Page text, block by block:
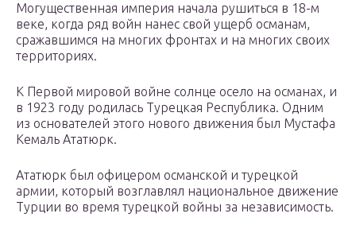
Могущественная империя начала рушиться в 18-м
веке, когда ряд войн нанес свой ущерб османам,
сражавшимся на многих фронтах и ​​на многих своих
территориях.
К Первой мировой войне солнце осело на османах, и
в 1923 году родилась Турецкая Республика. Одним
из основателей этого нового движения был Мустафа
Кемаль Ататюрк.
Ататюрк был офицером османской и турецкой
армии, который возглавлял национальное движение
Турции во время турецкой войны за независимость.